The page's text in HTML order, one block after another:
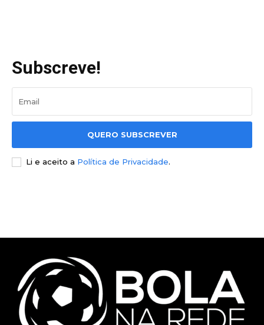
Subscreve!
QUERO SUBSCREVER
Li e aceito a Política de Privacidade.